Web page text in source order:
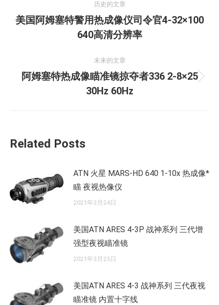
章
历史的文章
历
史
章：
美国阿姆塞特警用热成像仪司令官4-32×100
640高清分辨率
未来的文章
未
来
阿姆塞特热成像瞄准镜掠夺者336 2-8×25
30Hz 60Hz
Related Posts
ATN 火星 MARS-HD 640 1-10x 热成像*
瞄 夜视热像仪
2021年3月24日
美国ATN ARES 4-3P 战神系列 三代增
强型夜视瞄准镜
2021年3月23日
美国ATN ARES 4-3 战神系列 三代夜视
瞄准镜 内置十字线